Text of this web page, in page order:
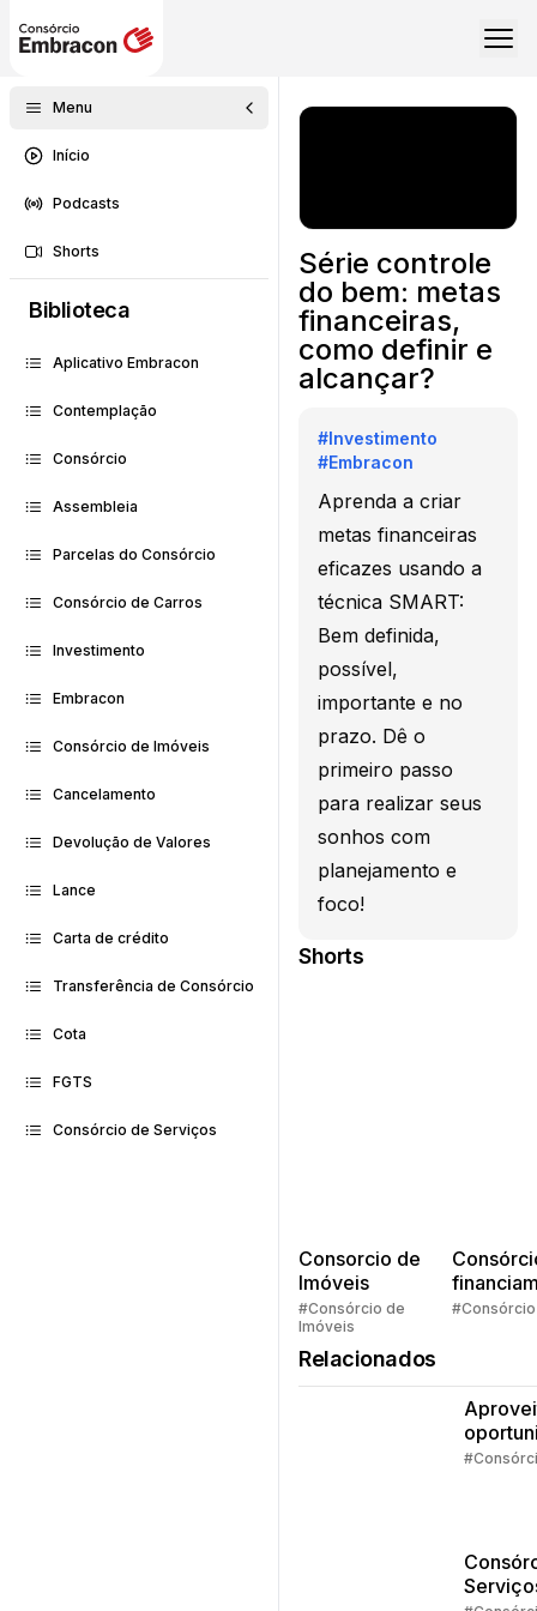
Menu
Início
Podcasts
Shorts
Biblioteca
Aplicativo Embracon
Contemplação
Consórcio
Assembleia
Parcelas do Consórcio
Consórcio de Carros
Investimento
Embracon
Consórcio de Imóveis
Cancelamento
Devolução de Valores
Lance
Carta de crédito
Transferência de Consórcio
Cota
FGTS
Consórcio de Serviços
Série controle
do bem: metas
financeiras,
como definir e
alcançar?
#Investimento
#Embracon
Aprenda a criar
metas financeiras
eficazes usando a
técnica SMART:
Bem definida,
possível,
importante e no
prazo. Dê o
primeiro passo
para realizar seus
sonhos com
planejamento e
foco!
Shorts
Consorcio de
Imóveis
#Consórcio de
Imóveis
Quem
#Consórcio
Relacionados
da